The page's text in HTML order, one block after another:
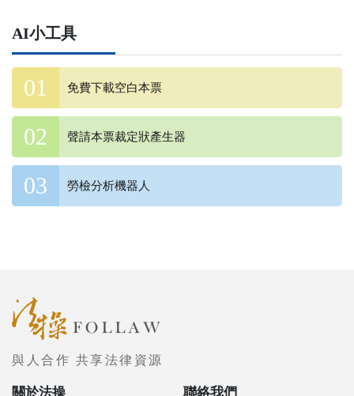
AI小工具
免費下載空白本票
聲請本票裁定狀產生器
勞檢分析機器人
與人合作 共享法律資源
關於法操 聯絡我們